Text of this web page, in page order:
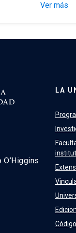
Ver más
LA